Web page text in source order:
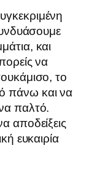
και
να
το
πάνω και να
παλτό.
αποδείξεις
ευκαιρία